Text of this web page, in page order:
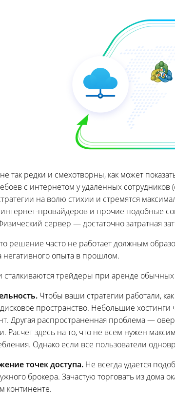
так редки и смехотворны, как может
с интернетом у удаленных
на волю стихии и стремятся
интернет-провайдеров и прочие подобные
сервер — достаточно затратная
решение часто не работает должным
негативного опыта в прошлом.
сталкиваются трейдеры при аренде
Чтобы ваши стратегии работали,
пространство. Небольшие
Другая распространенная проблема —
Расчет здесь на то, что не всем нужен
Однако если все пользователи
точек доступа. Не всегда удается
брокера. Зачастую торговать из дома
континенте.